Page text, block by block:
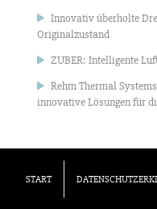
Innovativ überholte
Originalzustand
ZUBER: Intelligente
Rehm Thermal
innovative Lösungen für
START